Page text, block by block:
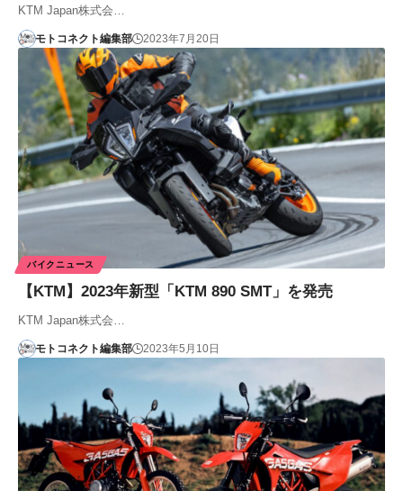
KTM Japan株式会…
モトコネクト編集部 2023年7月20日
バイクニュース
【KTM】2023年新型「KTM 890 SMT」を発売
KTM Japan株式会…
モトコネクト編集部 2023年5月10日